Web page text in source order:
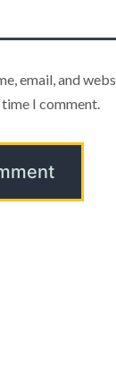
email, and
I comment.